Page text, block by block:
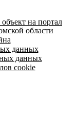
на портал
области
данных
данных
cookie